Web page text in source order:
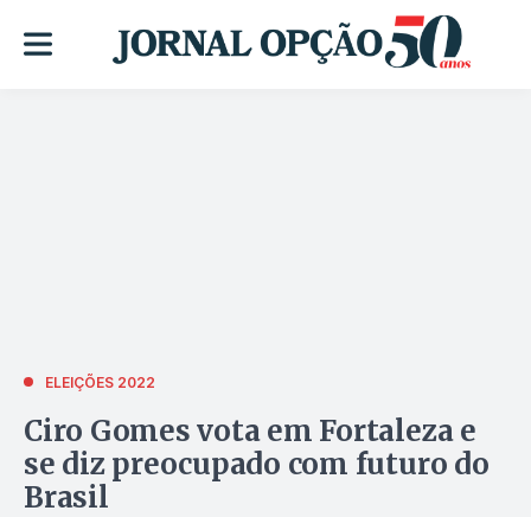
ELEIÇÕES 2022
Ciro Gomes vota em Fortaleza e
se diz preocupado com futuro do
Brasil